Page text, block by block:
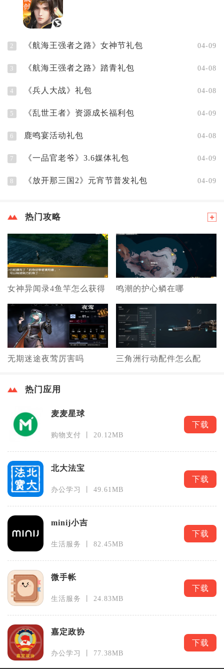
2 《航海王强者之路》女神节礼包 04-09
3 《航海王强者之路》踏青礼包 04-08
4 《兵人大战》礼包 04-08
5 《乱世王者》资源成长福利包 04-09
6 鹿鸣宴活动礼包 04-08
7 《一品官老爷》3.6媒体礼包 04-09
8 《放开那三国2》元宵节普发礼包 04-09
热门攻略
女神异闻录4鱼竿怎么获得 鸣潮的护心鳞在哪
无期迷途夜莺厉害吗 三角洲行动配件怎么配
热门应用
麦麦星球
购物支付 丨 20.12MB
下载
北大法宝
办公学习 丨 49.61MB
下载
minij小吉
生活服务 丨 82.45MB
下载
微手帐
生活服务 丨 24.83MB
下载
嘉定政协
办公学习 丨 77.38MB
下载